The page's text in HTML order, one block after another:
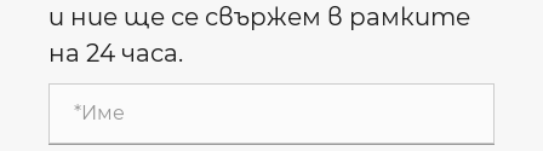
и ние ще се свържем в рамките
на 24 часа.